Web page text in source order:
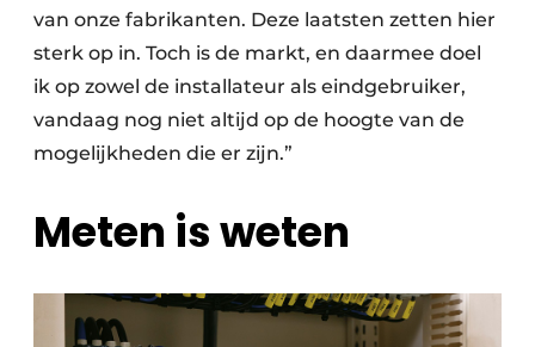
van onze fabrikanten. Deze laatsten zetten hier
sterk op in. Toch is de markt, en daarmee doel
ik op zowel de installateur als eindgebruiker,
vandaag nog niet altijd op de hoogte van de
mogelijkheden die er zijn.”
Meten is weten